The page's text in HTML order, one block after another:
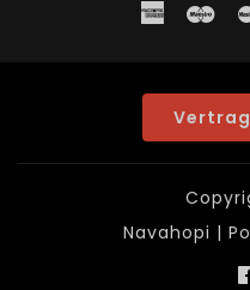
Navahopi |